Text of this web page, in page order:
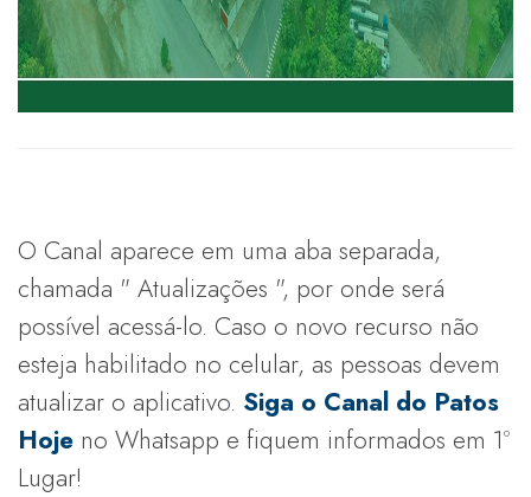
O Canal aparece em uma aba separada,
chamada " Atualizações ", por onde será
possível acessá-lo. Caso o novo recurso não
esteja habilitado no celular, as pessoas devem
atualizar o aplicativo. Siga o Canal do Patos
Hoje no Whatsapp e fiquem informados em 1º
Lugar!